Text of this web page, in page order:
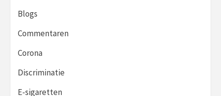
Blogs
Commentaren
Corona
Discriminatie
E-sigaretten